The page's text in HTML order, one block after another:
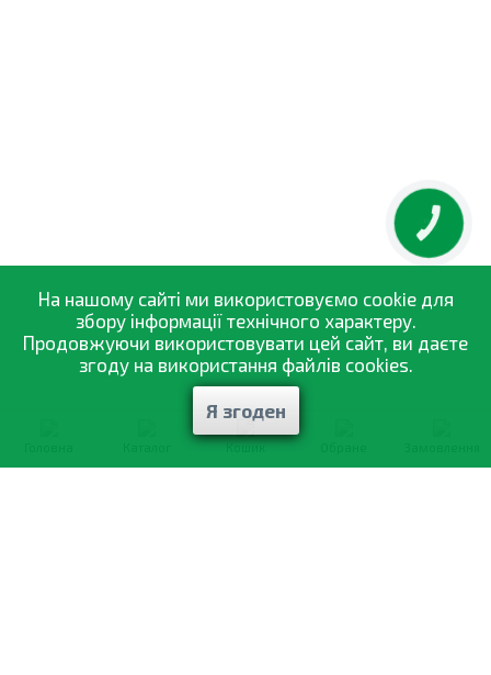
Кошик
На нашому сайті ми використовуємо cookie для
збору інформації технічного характеру.
Продовжуючи використовувати цей сайт, ви даєте
згоду на використання файлів cookies.
Я згоден
КНОПКА
ЗВ'ЯЗКУ